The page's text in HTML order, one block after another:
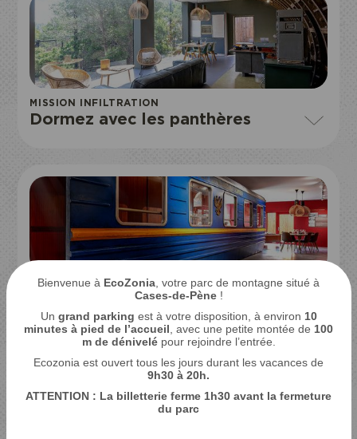
MISSION INFILTRATION
Dormez avec les panthères
LÉGENDAIRE TRANSSIBÉRIEN
Dormez avec les ours et les
loups
ACCÈS
ECOPARC
Je réserve mon entrée
Bienvenue à EcoZonia , votre parc de montagne situé à
Cases-de-Pène!
Un grand parking est à votre disposition, à environ 10
minutes à pied de l’accueil , avec une petite montée de 100
m de dénivelépour rejoindre l’entrée.
Ecozonia est ouvert tous les jours durant les vacances de
9h30 à 20h.
ATTENTION : La billetterie ferme 1h30 avant la fermeture
du parc